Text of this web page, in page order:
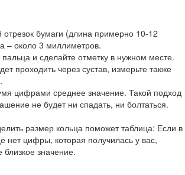
отрезок бумаги (длина примерно 10-12
– около 3 миллиметров.
пальца и сделайте отметку в нужном месте.
проходить через сустав, измерьте также
цифрами среднее значение. Такой подход
не будет ни спадать, ни болтаться.
размер кольца поможет таблица: Если в
нет цифры, которая получилась у вас,
значение.